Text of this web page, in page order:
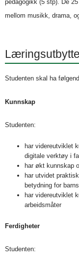
pedagogikk (5 stp). De
mellom musikk, drama,
Læringsutbytte
Studenten skal ha
Kunnskap
Studenten:
har videreutviklet
digitale verktøy i
har økt kunnskap
har utvidet
betydning for
har videreutviklet
arbeidsmåter
Ferdigheter
Studenten: